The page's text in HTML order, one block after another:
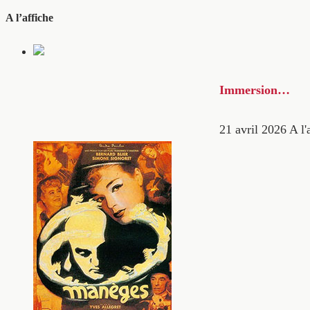
A l’affiche
Immersion…
21 avril 2026 A